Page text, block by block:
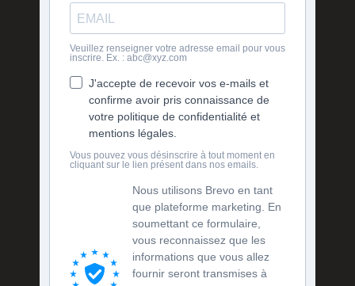
Veuillez renseigner votre adresse email pour vous
inscrire. Ex. : abc@xyz.com
J'accepte de recevoir vos e-mails et
confirme avoir pris connaissance de
votre politique de confidentialité et
mentions légales.
Vous pouvez vous désinscrire à tout moment en
cliquant sur le lien présent dans nos emails.
Nous utilisons Brevo en tant
que plateforme marketing. En
soumettant ce formulaire,
vous reconnaissez que les
informations que vous allez
fournir seront transmises à